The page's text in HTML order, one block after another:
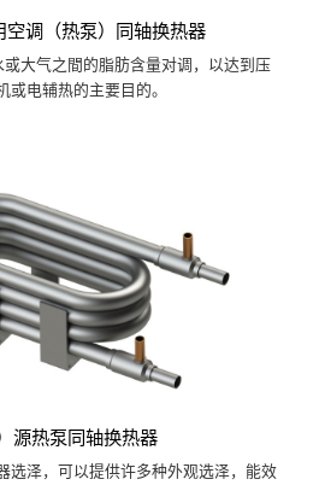
空调（热泵）同轴换热器
大气之間的脂肪含量对调，以达到压
或电辅热的主要目的。
源热泵同轴换热器
选泽，可以提供许多种外观选泽，能效